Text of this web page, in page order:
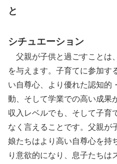
と
シチュエーション
父親が子供と過ごすことは
を与えます。子育てに参加す
い自尊心、より優れた認知的
動、そして学業での高い成果
収入レベルでも、そして子育
なく言えることです。 父親が
娘たちはより高い自尊心を持
り意欲的になり、息子たちは